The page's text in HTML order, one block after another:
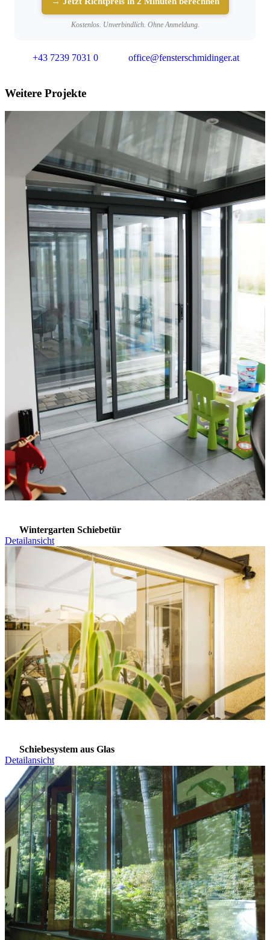
Kostenlos. Unverbindlich. Ohne Anmeldung.
+43 7239 7031 0 office@fensterschmidinger.at
Weitere Projekte
Wintergarten Schiebetür
Detailansicht
Schiebesystem aus Glas
Detailansicht